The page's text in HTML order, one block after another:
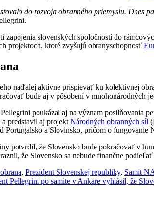
do rozvoja obranného priemyslu. Dnes
zapojenia slovenských spoločností do
projektoch, ktoré zvyšujú obranyschopnosť
naďalej aktívne prispievať ku kolektívnej
bude aj v pôsobení v mnohonárodných
poukázal aj na význam posilňovania
predstavil aj projekt Národných obranných síl
Portugalsko a Slovinsko, pričom o fungovanie
potvrdil, že Slovensko bude pokračovať v
že Slovensko sa nebude finančne
, Prezident Slovenskej republiky, Samit
Pellegrini po samite v Ankare vyhlásil, že